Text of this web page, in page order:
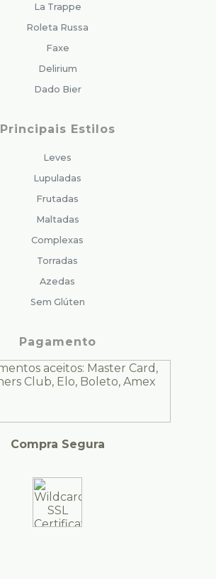
La Trappe
Roleta Russa
Faxe
Delirium
Dado Bier
Principais Estilos
Leves
Lupuladas
Frutadas
Maltadas
Complexas
Torradas
Azedas
Sem Glúten
Pagamento
Compra Segura